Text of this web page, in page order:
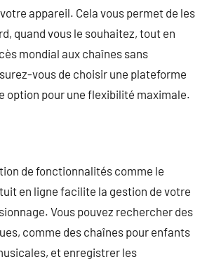
appareil. Cela vous permet de les
quand vous le souhaitez, tout en
mondial aux chaînes sans
vous de choisir une plateforme
option pour une flexibilité maximale.
de fonctionnalités comme le
en ligne facilite la gestion de votre
Vous pouvez rechercher des
comme des chaînes pour enfants
et enregistrer les